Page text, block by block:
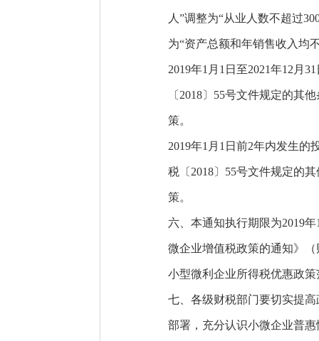
人”调整为“从业人数不超过
为“资产总额和年销售收入均
2019年1月1日至2021年12月
〔2018〕55号文件规定的其
策。
2019年1月1日前2年内发生的
税〔2018〕55号文件规定的
策。
六、本通知执行期限为2019
微企业增值税政策的通知》
小型微利企业所得税优惠政
七、各级财税部门要切实提
部署，充分认识小微企业普